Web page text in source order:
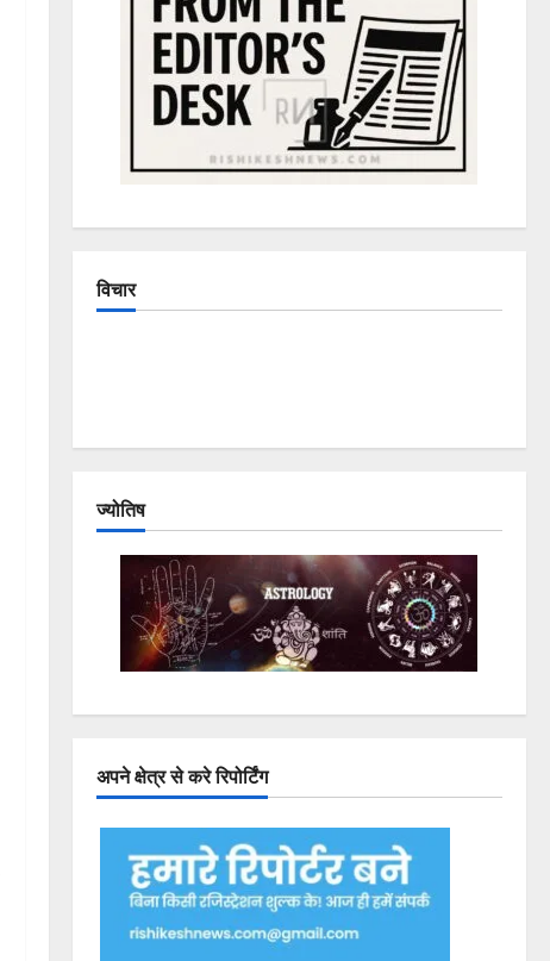
विचार
ज्योतिष
अपने क्षेत्र से करे रिपोर्टिंग